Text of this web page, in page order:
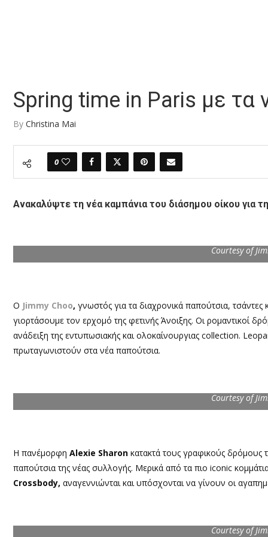
Spring time in Paris με τα
By Christina Mai
0
Ανακαλύψτε τη νέα καμπάνια του διάσημου οίκου για
Courtesy of
Ο Jimmy Choo, γνωστός για τα διαχρονικά παπούτσια,
γιορτάσουμε τον ερχομό της φετινής Άνοιξης. Οι ρομαντικοί
ανάδειξη της εντυπωσιακής και ολοκαίνουργιας collection.
πρωταγωνιστούν στα νέα παπούτσια.
Courtesy of
Η πανέμορφη Alexie Sharon κατακτά τους γραφικούς
παπούτσια της νέας συλλογής. Μερικά από τα πιο iconic
Crossbody, αναγεννιώνται και υπόσχονται να γίνουν οι
Courtesy of